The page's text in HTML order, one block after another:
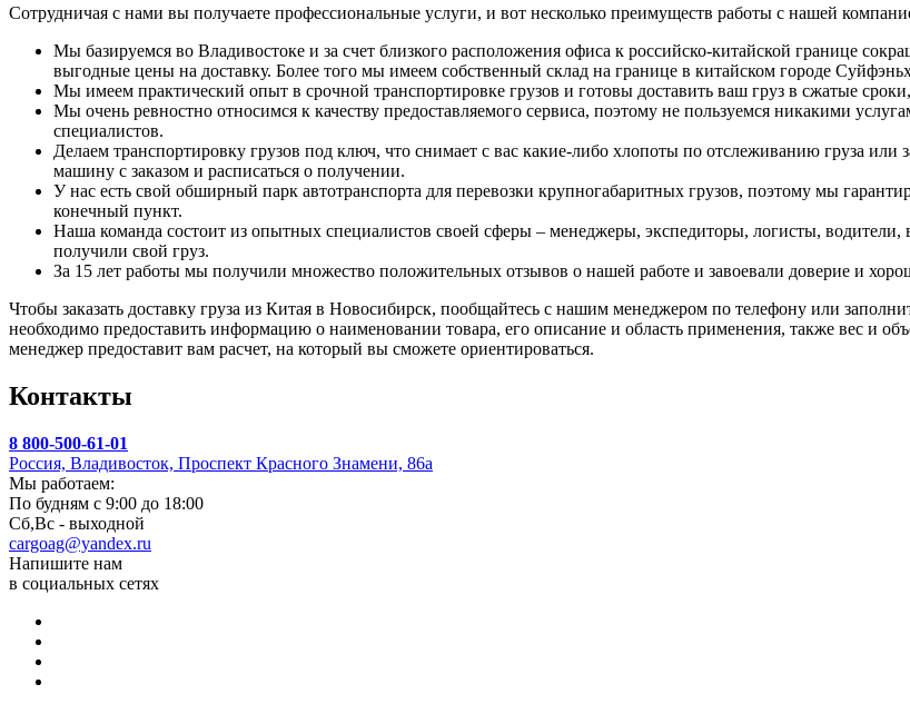
Сотрудничая с нами вы получаете профессиональные услуги, и вот несколько преимуществ работы с нашей
Мы базируемся во Владивостоке и за счет близкого расположения офиса к российско-китайской границе
выгодные цены на доставку. Более того мы имеем собственный склад на границе в китайском городе
Мы имеем практический опыт в срочной транспортировке грузов и готовы доставить ваш груз в сжатые
Мы очень ревностно относимся к качеству предоставляемого сервиса, поэтому не пользуемся никакими
специалистов.
Делаем транспортировку грузов под ключ, что снимает с вас какие-либо хлопоты по отслеживанию груза или
машину с заказом и расписаться о получении.
У нас есть свой обширный парк автотранспорта для перевозки крупногабаритных грузов, поэтому мы
конечный пункт.
Наша команда состоит из опытных специалистов своей сферы – менеджеры, экспедиторы, логисты,
получили свой груз.
За 15 лет работы мы получили множество положительных отзывов о нашей работе и завоевали доверие и
Чтобы заказать доставку груза из Китая в Новосибирск, пообщайтесь с нашим менеджером по телефону или
необходимо предоставить информацию о наименовании товара, его описание и область применения, также вес и
менеджер предоставит вам расчет, на который вы сможете ориентироваться.
Контакты
8 800-500-61-01
Россия, Владивосток, Проспект Красного Знамени, 86а
Мы работаем:
По будням с 9:00 до 18:00
Сб,Вс - выходной
cargoag@yandex.ru
Напишите нам
в социальных сетях